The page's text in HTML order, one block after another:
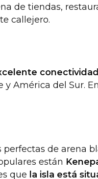
de tiendas,
callejero.
y América del Sur. En
perfectas de arena
están
que la isla está